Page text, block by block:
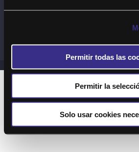
Permitir todas las
Permitir la
Solo usar cookies
Términos y Cond. Generales de
Preguntas Frecuentes